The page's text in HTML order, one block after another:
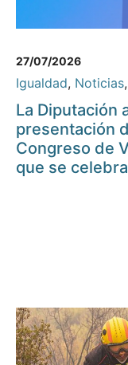
27/07/2026
Igualdad, Noticias,
La Diputación
presentación
Congreso de
que se